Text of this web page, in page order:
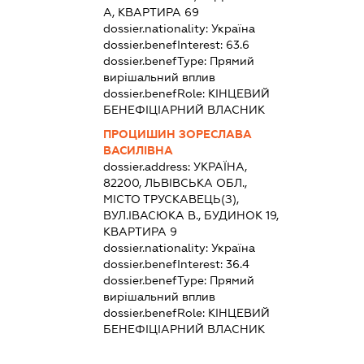
А, КВАРТИРА 69
dossier.nationality: Україна
dossier.benefInterest: 63.6
dossier.benefType: Прямий
вирішальний вплив
dossier.benefRole: КІНЦЕВИЙ
БЕНЕФІЦІАРНИЙ ВЛАСНИК
ПРОЦИШИН ЗОРЕСЛАВА
ВАСИЛІВНА
dossier.address: УКРАЇНА,
82200, ЛЬВІВСЬКА ОБЛ.,
МІСТО ТРУСКАВЕЦЬ(З),
ВУЛ.ІВАСЮКА В., БУДИНОК 19,
КВАРТИРА 9
dossier.nationality: Україна
dossier.benefInterest: 36.4
dossier.benefType: Прямий
вирішальний вплив
dossier.benefRole: КІНЦЕВИЙ
БЕНЕФІЦІАРНИЙ ВЛАСНИК